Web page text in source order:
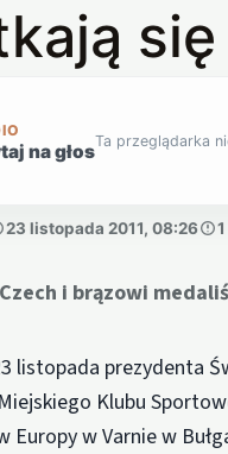
na głosTa przeglądarka
23 listopada 2011, 08:26
i brązowi
listopada prezydenta
Klubu
Europy w Varnie w